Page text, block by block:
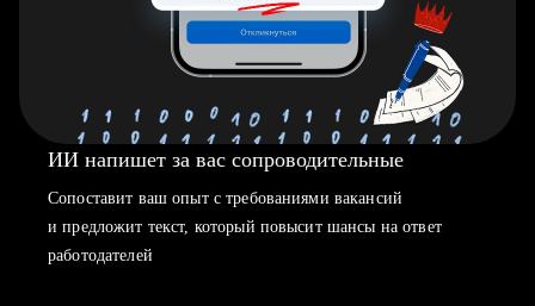
ИИ напишет за вас сопроводительные
Сопоставит ваш опыт с требованиями вакансий
и предложит текст, который повысит шансы на ответ
работодателей